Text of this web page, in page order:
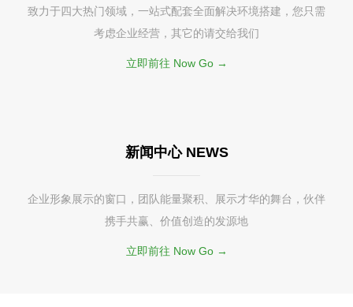
致力于四大热门领域，一站式配套全面解决环境搭建，您只需
考虑企业经营，其它的请交给我们
立即前往 Now Go →
新闻中心 NEWS
企业形象展示的窗口，团队能量聚积、展示才华的舞台，伙伴
携手共赢、价值创造的发源地
立即前往 Now Go →